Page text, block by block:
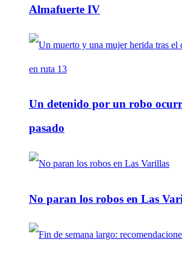
Almafuerte IV
Un detenido por un robo
pasado
No paran los robos en Las